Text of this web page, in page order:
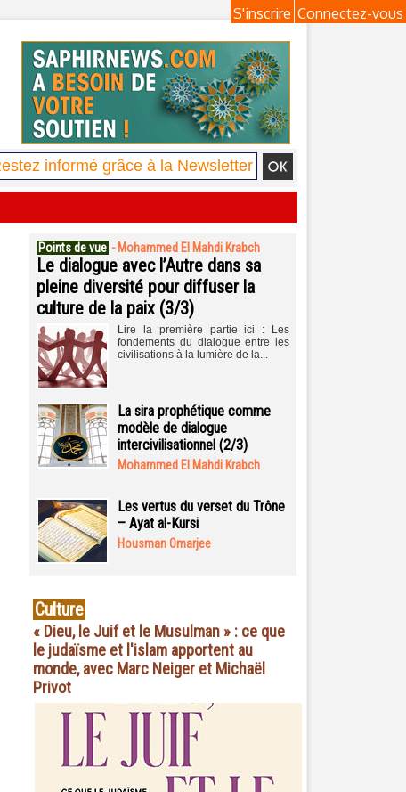
Connectez-vous
S'inscrire
Points de vue - Mohammed El Mahdi Krabch
Le dialogue avec l’Autre dans sa
pleine diversité pour diffuser la
culture de la paix (3/3)
Lire la première partie ici : Les
fondements du dialogue entre les
civilisations à la lumière de la...
La sira prophétique comme
modèle de dialogue
intercivilisationnel (2/3)
Mohammed El Mahdi Krabch
Les vertus du verset du Trône
– Ayat al-Kursi
Housman Omarjee
Culture
« Dieu, le Juif et le Musulman » : ce que
le judaïsme et l'islam apportent au
monde, avec Marc Neiger et Michaël
Privot